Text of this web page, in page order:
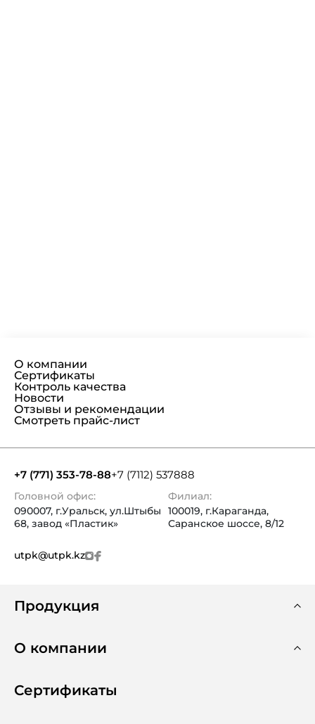
О компании
Сертификаты
Контроль качества
Новости
Отзывы и рекомендации
Смотреть прайс-лист
+7 (771) 353-78-88+7 (7112) 537888
Головной офис:
090007, г.Уральск, ул.Штыбы
68, завод «Пластик»
Филиал:
100019, г.Караганда,
Саранское шоссе, 8/12
utpk@utpk.kz
Продукция
О компании
Сертификаты